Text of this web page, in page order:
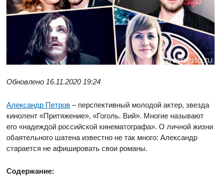
Обновлено 16.11.2020 19:24
Александр Петров – перспективный молодой актер, звезда
кинолент «Притяжение», «Гоголь. Вий». Многие называют
его «надеждой российской кинематографа». О личной жизни
обаятельного шатена известно не так много: Александр
старается не афишировать свои романы.
Содержание: